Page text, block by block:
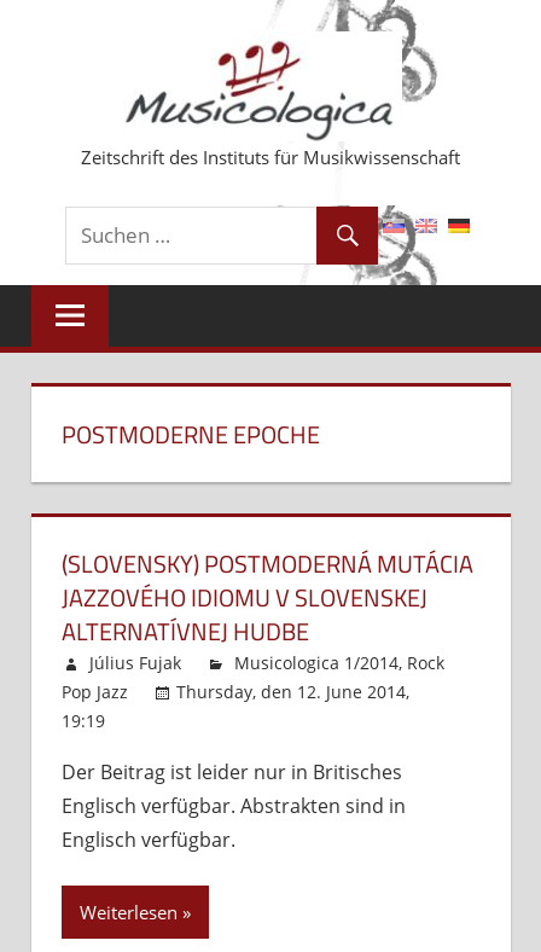
Zeitschrift des Instituts für Musikwissenschaft
POSTMODERNE EPOCHE
(SLOVENSKY) POSTMODERNÁ MUTÁCIA
JAZZOVÉHO IDIOMU V SLOVENSKEJ
ALTERNATÍVNEJ HUDBE
Július Fujak Musicologica 1/2014, Rock
Pop Jazz
Thursday, den 12. June 2014,
19:19
Postmoderná
mutácia
Der Beitrag ist leider nur in Britisches
Englisch verfügbar. Abstrakten sind in
Englisch verfügbar.
Weiterlesen